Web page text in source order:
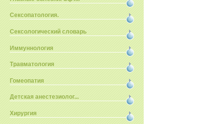
Сексопатология.
Сексологический словарь
Иммуннология
Травматология
Гомеопатия
Детская анестезиолог...
Хирургия